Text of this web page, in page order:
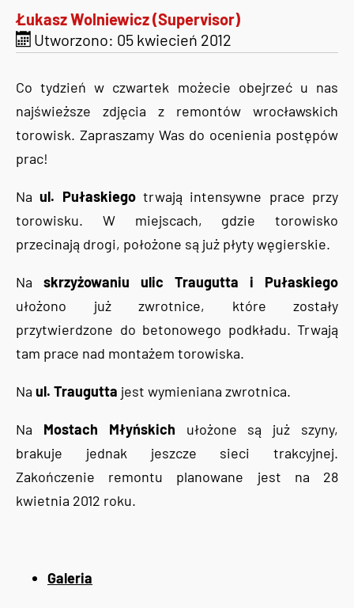
Łukasz Wolniewicz (Supervisor)
Utworzono: 05 kwiecień 2012
Co tydzień w czwartek możecie obejrzeć u nas
najświeższe zdjęcia z remontów wrocławskich
torowisk. Zapraszamy Was do ocenienia postępów
prac!
Naul. Pułaskiegotrwają intensywne prace przy
torowisku. W miejscach, gdzie torowisko
przecinają drogi, położone są już płyty węgierskie.
Na skrzyżowaniu ulic Traugutta i Pułaskiego
ułożono już zwrotnice, które zostały
przytwierdzone do betonowego podkładu. Trwają
tam prace nad montażem torowiska.
Na ul. Traugutta jest wymieniana zwrotnica.
Na Mostach Młyńskich ułożone są już szyny,
brakuje jednak jeszcze sieci trakcyjnej.
Zakończenie remontu planowane jest na 28
kwietnia 2012 roku.
Galeria